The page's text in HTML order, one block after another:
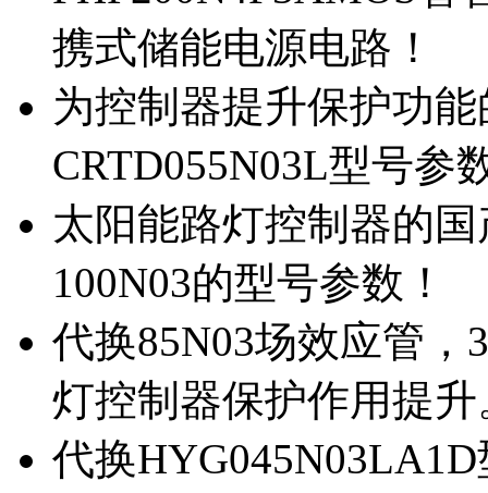
携式储能电源电路！
为控制器提升保护功
CRTD055N03L型号参
太阳能路灯控制器的
100N03的型号参数！
代换85N03场效应管
灯控制器保护作用提升
代换